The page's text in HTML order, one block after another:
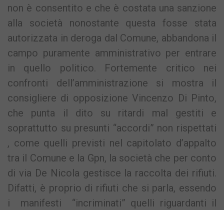
non è consentito e che è costata una sanzione
alla società nonostante questa fosse stata
autorizzata in deroga dal Comune, abbandona il
campo puramente amministrativo per entrare
in quello politico. Fortemente critico nei
confronti dell’amministrazione si mostra il
consigliere di opposizione Vincenzo Di Pinto,
che punta il dito su ritardi mal gestiti e
soprattutto su presunti “accordi” non rispettati
, come quelli previsti nel capitolato d’appalto
tra il Comune e la Gpn, la società che per conto
di via De Nicola gestisce la raccolta dei rifiuti.
Difatti, è proprio di rifiuti che si parla, essendo
i manifesti “incriminati” quelli riguardanti il